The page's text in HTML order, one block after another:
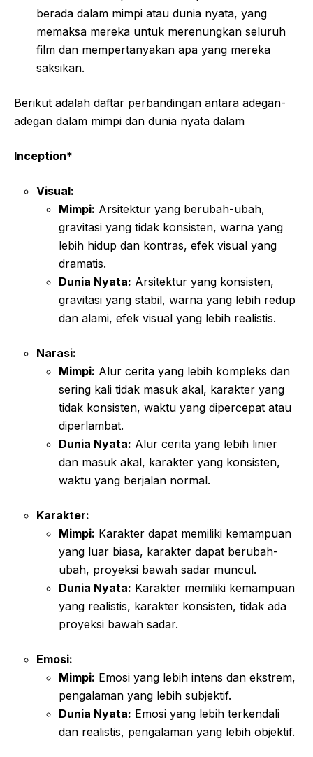
berada dalam mimpi atau dunia nyata, yang
memaksa mereka untuk merenungkan seluruh
film dan mempertanyakan apa yang mereka
saksikan.
Berikut adalah daftar perbandingan antara adegan-
adegan dalam mimpi dan dunia nyata dalam
Inception*
Visual:
Mimpi: Arsitektur yang berubah-ubah,
gravitasi yang tidak konsisten, warna yang
lebih hidup dan kontras, efek visual yang
dramatis.
Dunia Nyata: Arsitektur yang konsisten,
gravitasi yang stabil, warna yang lebih redup
dan alami, efek visual yang lebih realistis.
Narasi:
Mimpi: Alur cerita yang lebih kompleks dan
sering kali tidak masuk akal, karakter yang
tidak konsisten, waktu yang dipercepat atau
diperlambat.
Dunia Nyata: Alur cerita yang lebih linier
dan masuk akal, karakter yang konsisten,
waktu yang berjalan normal.
Karakter:
Mimpi: Karakter dapat memiliki kemampuan
yang luar biasa, karakter dapat berubah-
ubah, proyeksi bawah sadar muncul.
Dunia Nyata: Karakter memiliki kemampuan
yang realistis, karakter konsisten, tidak ada
proyeksi bawah sadar.
Emosi:
Mimpi: Emosi yang lebih intens dan ekstrem,
pengalaman yang lebih subjektif.
Dunia Nyata: Emosi yang lebih terkendali
dan realistis, pengalaman yang lebih objektif.